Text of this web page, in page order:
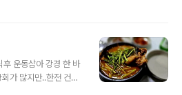
..처음부터 곱빼기를
오늘 편육은 그다지
기고 퍽퍽하기도 했고..
으면 되는 것이
후 운동삼아 강경 한 바
가 많지만..한전 건너